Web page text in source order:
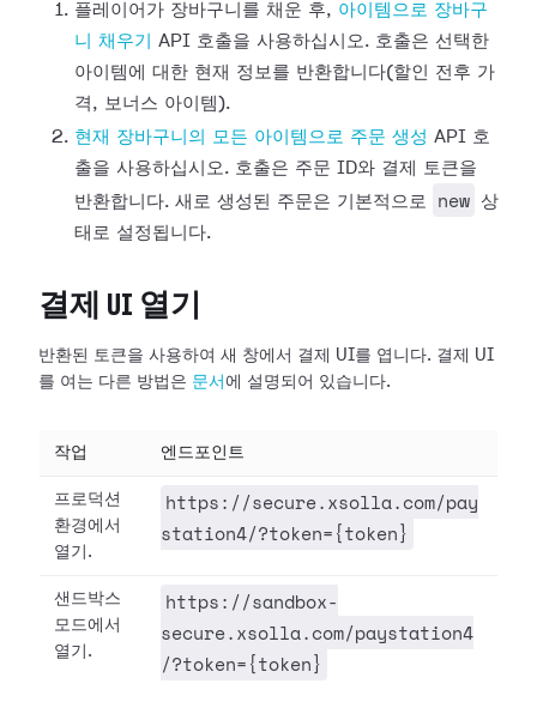
플레이어가 장바구니를 채운 후, 아이템으로 장바구
니 채우기
API 호출을 사용하십시오. 호출은 선택한
아이템에 대한 현재 정보를 반환합니다(할인 전후 가
격, 보너스 아이템).
현재 장바구니의 모든 아이템으로 주문 생성 API 호
출을 사용하십시오. 호출은 주문 ID와 결제 토큰을
반환합니다. 새로 생성된 주문은 기본적으로
new 상
태로 설정됩니다.
결제 UI 열기
반환된 토큰을 사용하여 새 창에서 결제 UI를 엽니다. 결제 UI
를 여는 다른 방법은 문서 에 설명되어 있습니다.
작업 엔드포인트
프로덕션
환경에서
열기.
https://secure.xsolla.com/pay
station4/?token={token}
샌드박스
모드에서
열기.
https://sandbox-
secure.xsolla.com/paystation4
/?token={token}